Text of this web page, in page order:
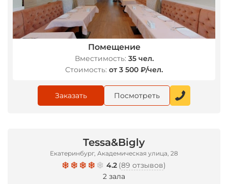
Помещение
Вместимость: 35 чел.
Стоимость: от 3 500 ₽/чел.
Заказать Посмотреть
Tessa&Bigly
Екатеринбург, Академическая улица, 28
4.2 (89 отзывов)
2 зала